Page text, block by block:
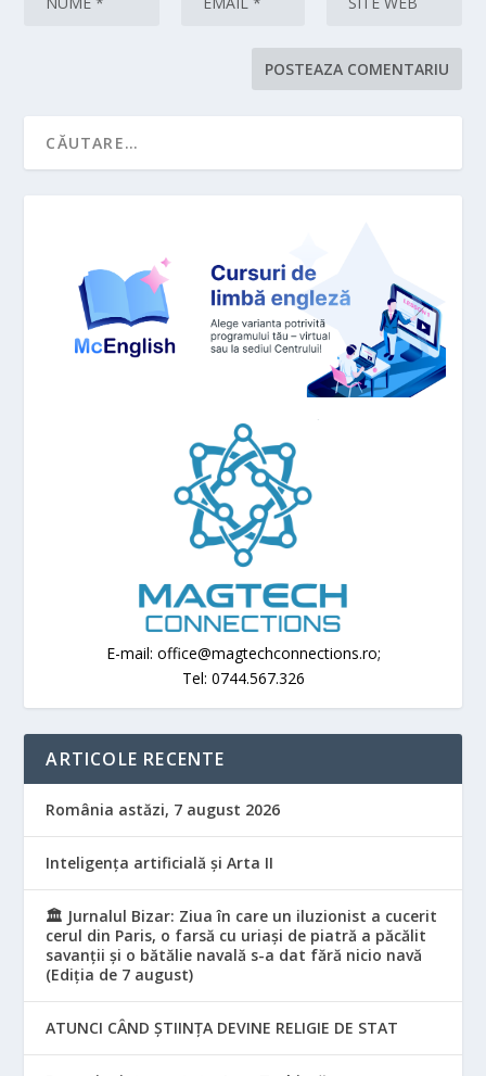
E-mail: office@magtechconnections.ro;
Tel: 0744.567.326
ARTICOLE RECENTE
România astăzi, 7 august 2026
Inteligența artificială și Arta II
🏛️ Jurnalul Bizar: Ziua în care un iluzionist a cucerit
cerul din Paris, o farsă cu uriași de piatră a păcălit
savanții și o bătălie navală s-a dat fără nicio navă
(Ediția de 7 august)
ATUNCI CÂND ȘTIINȚA DEVINE RELIGIE DE STAT